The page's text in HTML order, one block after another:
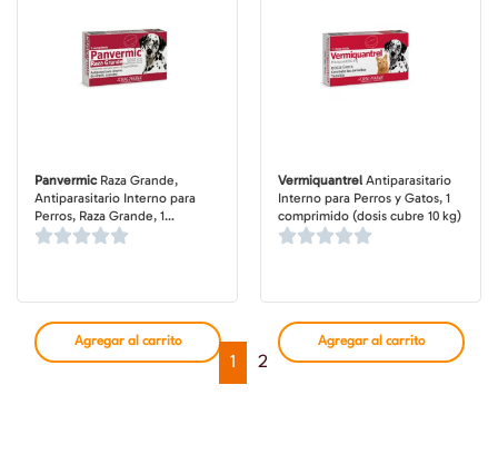
PanvermicRaza Grande,
Antiparasitario Interno para
Perros, Raza Grande, 1
comprimido (dosis cubre 35 kg)
Agregar al carrito
Vermiquantrel Antiparasitario
Interno para Perros y Gatos, 1
comprimido (dosis cubre 10 kg)
Agregar al carrito
1 2